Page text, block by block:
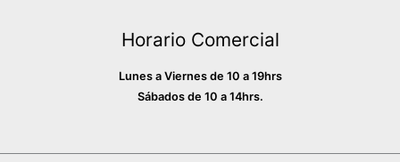
Horario Comercial
Lunes a Viernes de 10 a 19hrs
Sábados de 10 a 14hrs.